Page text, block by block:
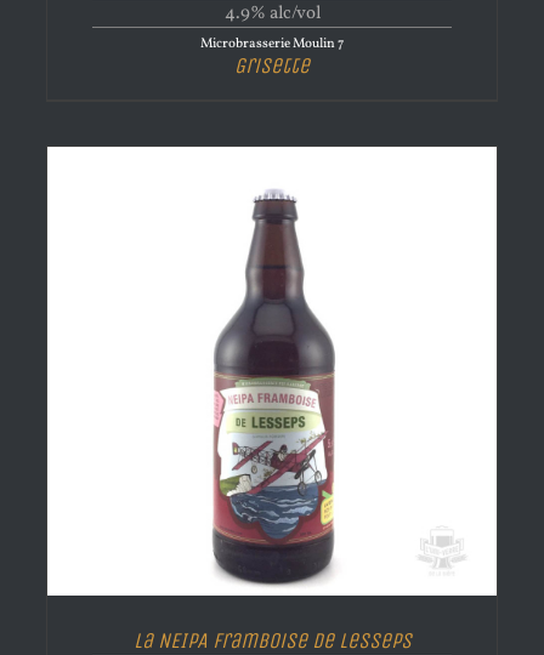
4.9% alc/vol
Microbrasserie Moulin 7
Grisette
La NEIPA Framboise de Lesseps